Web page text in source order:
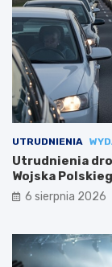
UTRUDNIENIA
Utrudnienia
Wojska
6 sierpnia 2026